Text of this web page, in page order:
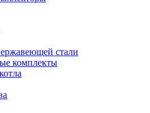
стали
комплекты